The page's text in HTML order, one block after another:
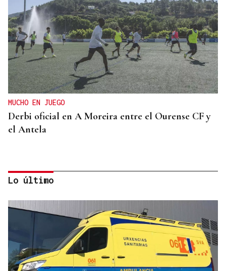
MUCHO EN JUEGO
Derbi oficial en A Moreira entre el Ourense CF y
el Antela
Lo último